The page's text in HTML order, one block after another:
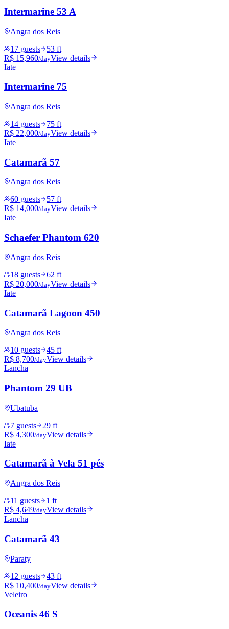
Intermarine 53 A
Angra dos Reis
17 guests
53 ft
R$ 15,960/dayView details
Iate
Intermarine 75
Angra dos Reis
14 guests
75 ft
R$ 22,000/dayView details
Iate
Catamarã 57
Angra dos Reis
60 guests
57 ft
R$ 14,000/dayView details
Iate
Schaefer Phantom 620
Angra dos Reis
18 guests
62 ft
R$ 20,000/dayView details
Iate
Catamarã Lagoon 450
Angra dos Reis
10 guests
45 ft
R$ 8,700/dayView details
Lancha
Phantom 29 UB
Ubatuba
7 guests
29 ft
R$ 4,300/dayView details
Iate
Catamarã à Vela 51 pés
Angra dos Reis
11 guests
1 ft
R$ 4,649/dayView details
Lancha
Catamarã 43
Paraty
12 guests
43 ft
R$ 10,400/dayView details
Veleiro
Oceanis 46 S